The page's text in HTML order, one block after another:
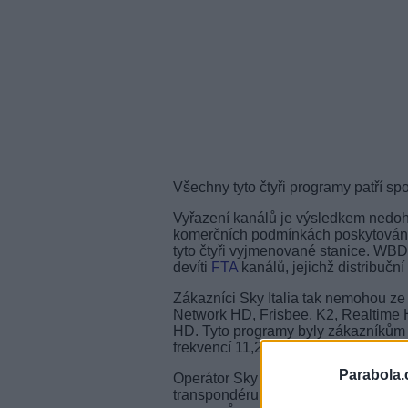
Všechny tyto čtyři programy patří
Vyřazení kanálů je výsledkem
komerčních podmínkách
tyto čtyři vyjmenované stanice.
devíti FTAkanálů, jejichž distribuční
Zákazníci Sky Italia tak nemohou
Network HD, Frisbee, K2, Realtime
HD. Tyto programy byly
frekvencí 11,258 a 11,393 GHz.
Operátor Sky Italia zprovoznil
transpondéru (freq. 11,862 GHz).